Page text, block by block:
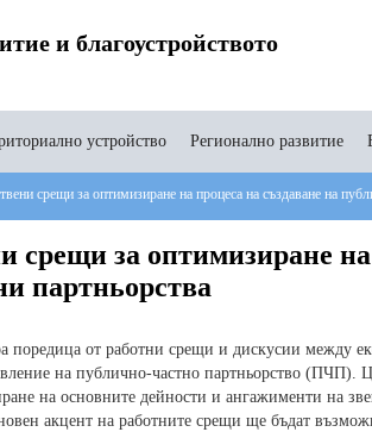
и благоустройството
устройство Регионално развитие
срещи за оптимизиране на процеса на създаване на
срещи за оптимизиране на
партньорства
поредица от работни срещи и дискусии между
на публично-частно партньорство (ПЧП).
на основните дейности и ангажименти на
акцент на работните срещи ще бъдат